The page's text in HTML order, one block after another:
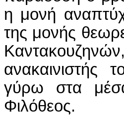
η μονή
της μονής
ανακαινιστής
γύρω στα
Φιλόθεος.